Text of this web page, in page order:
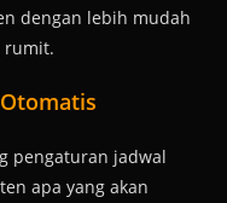
dengan lebih mudah
rumit.
pengaturan jadwal
apa yang akan